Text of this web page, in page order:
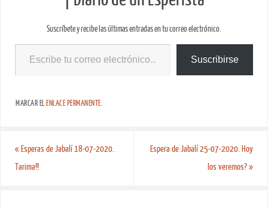
Suscríbete y recibe las últimas entradas en tu correo electrónico.
Suscribirse
MARCAR EL ENLACE PERMANENTE.
« Esperas de Jabalí 18-07-2020.
Tarima!!
Espera de Jabalí 25-07-2020. Hoy
los veremos?»